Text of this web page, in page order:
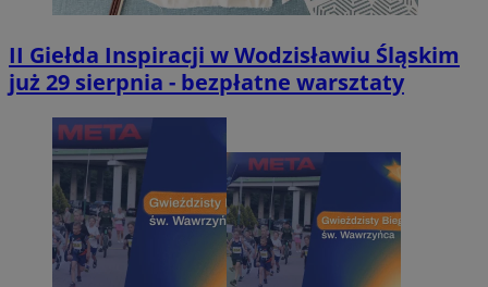
II Giełda Inspiracji w Wodzisławiu Śląskim
już 29 sierpnia - bezpłatne warsztaty